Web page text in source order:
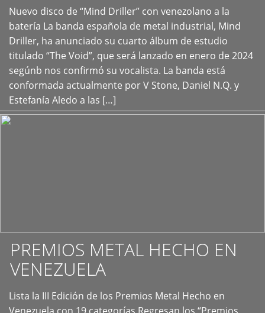
Nuevo disco de “Mind Driller” con venezolano a la
batería La banda española de metal industrial, Mind
Driller, ha anunciado su cuarto álbum de estudio
titulado “The Void”, que será lanzado en enero de 2024
segúnb nos confirmó su vocalista. La banda está
conformada actualmente por V Stone, Daniel N.Q. y
Estefanía Aledo a las […]
+
PREMIOS METAL HECHO EN
VENEZUELA
Lista la III Edición de los Premios Metal Hecho en